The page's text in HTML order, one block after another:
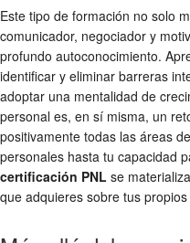
Este tipo de formación no solo
comunicador, negociador y
profundo autoconocimiento.
identificar y eliminar barreras
adoptar una mentalidad de
personal es, en sí misma, un
positivamente todas las áreas
personales hasta tu capacidad
certificación PNL se
que adquieres sobre tus